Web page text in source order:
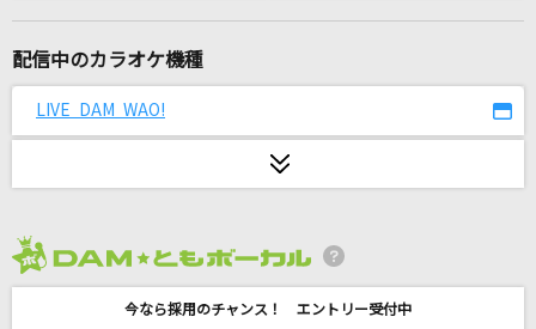
Pretender
[良音]硝子の少年
Mrs. GREEN APPLE
配信中のカラオケ機種
LIVE DAM WAO!
今なら採用のチャンス！ エントリー受付中